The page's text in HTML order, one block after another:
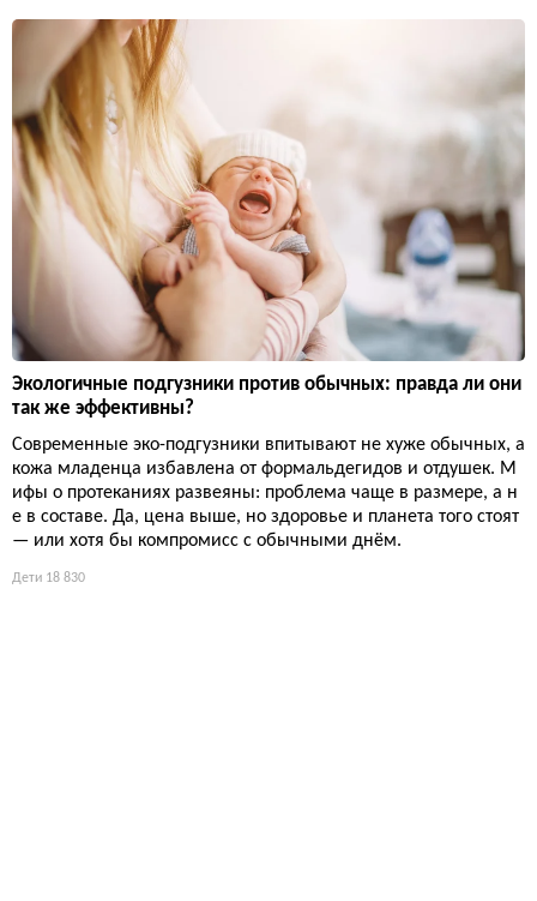
Экологичные подгузники против обычных: правда ли они
так же эффективны?
Современные эко-подгузники впитывают не хуже обычных, а
кожа младенца избавлена от формальдегидов и отдушек. М
ифы о протеканиях развеяны: проблема чаще в размере, а н
е в составе. Да, цена выше, но здоровье и планета того стоят
— или хотя бы компромисс с обычными днём.
Дети 18 830